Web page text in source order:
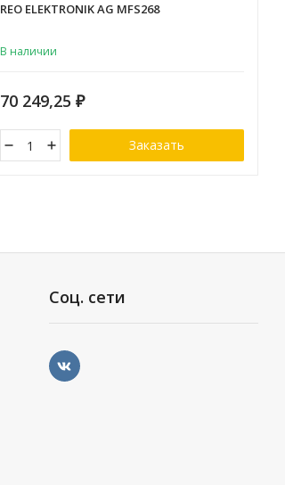
REO ELEKTRONIK AG MFS268
В наличии
70 249,25 ₽
Заказать
Соц. сети